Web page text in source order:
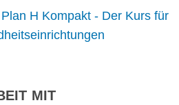
Plan H Kompakt - Der Kurs für
MIT